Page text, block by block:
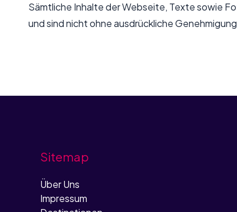
Sämtliche Inhalte der Webseite, Texte sowie
und sind nicht ohne ausdrückliche
Sitemap
Über Uns
Impressum